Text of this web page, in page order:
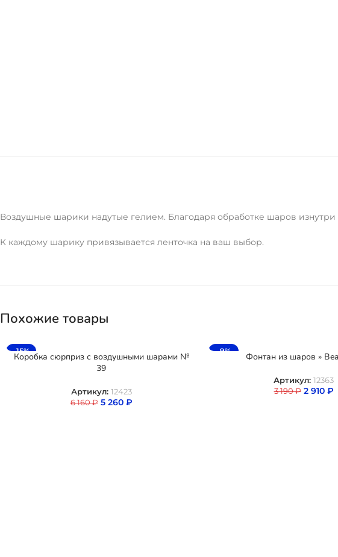
Воздушные шарики надутые гелием. Благодаря обработке шаров
К каждому шарику привязывается ленточка на ваш выбор.
Похожие товары
-15%
Коробка сюрприз с воздушными шарами №
39
Артикул: 12423
6 160₽ 5 260 ₽
-9%
Фонтан из шаров »
Артикул: 12363
3 190₽ 2 910 ₽